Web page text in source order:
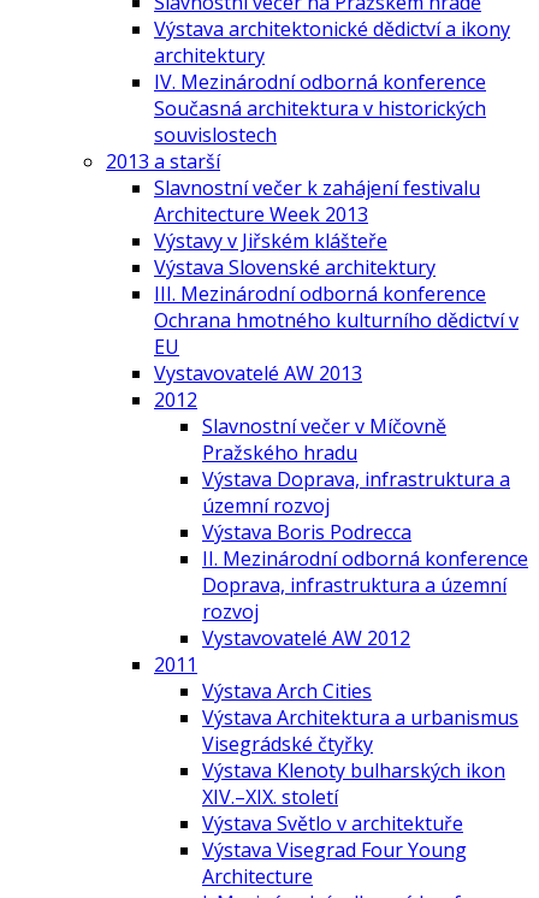
Výstava architektonické dědictví a ikony
architektury
IV. Mezinárodní odborná konference
Současná architektura v historických
souvislostech
2013 a starší
Slavnostní večer k zahájení festivalu
Architecture Week 2013
Výstavy v Jiřském klášteře
Výstava Slovenské architektury
III. Mezinárodní odborná konference
Ochrana hmotného kulturního dědictví v
EU
Vystavovatelé AW 2013
2012
Slavnostní večer v Míčovně
Pražského hradu
Výstava Doprava, infrastruktura a
územní rozvoj
Výstava Boris Podrecca
II. Mezinárodní odborná konference
Doprava, infrastruktura a územní
rozvoj
Vystavovatelé AW 2012
2011
Výstava Arch Cities
Výstava Architektura a urbanismus
Visegrádské čtyřky
Výstava Klenoty bulharských ikon
XIV.–XIX. století
Výstava Světlo v architektuře
Výstava Visegrad Four Young
Architecture